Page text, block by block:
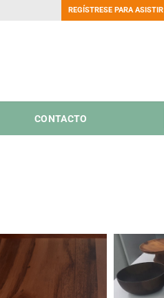
REGÍSTRESE PARA ASISTIR
CONTACTO